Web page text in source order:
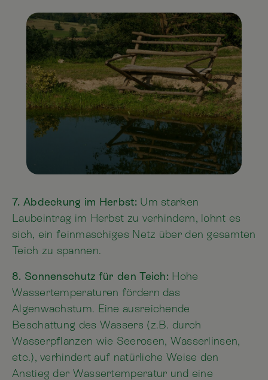
7. Abdeckung im Herbst:Um starken
Laubeintrag im Herbst zu verhindern, lohnt es
sich, ein feinmaschiges Netz über den gesamten
Teich zu spannen.
8. Sonnenschutz für den Teich: Hohe
Wassertemperaturen fördern das
Algenwachstum. Eine ausreichende
Beschattung des Wassers (z.B. durch
Wasserpflanzen wie Seerosen, Wasserlinsen,
etc.), verhindert auf natürliche Weise den
Anstieg der Wassertemperatur und eine